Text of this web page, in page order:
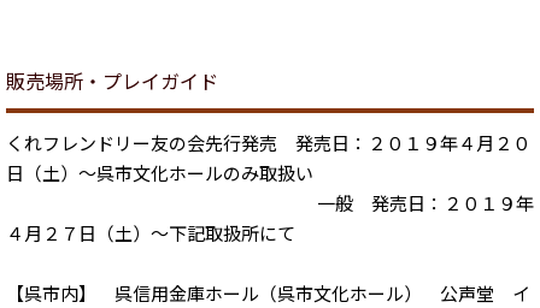
販売場所・プレイガイド
くれフレンドリー友の会先行発売 発売日：２０１９年４月２０
日（土）～呉市文化ホールのみ取扱い
一般 発売日：２０１９年
４月２７日（土）～下記取扱所にて
【呉市内】 呉信用金庫ホール（呉市文化ホール） 公声堂 イ